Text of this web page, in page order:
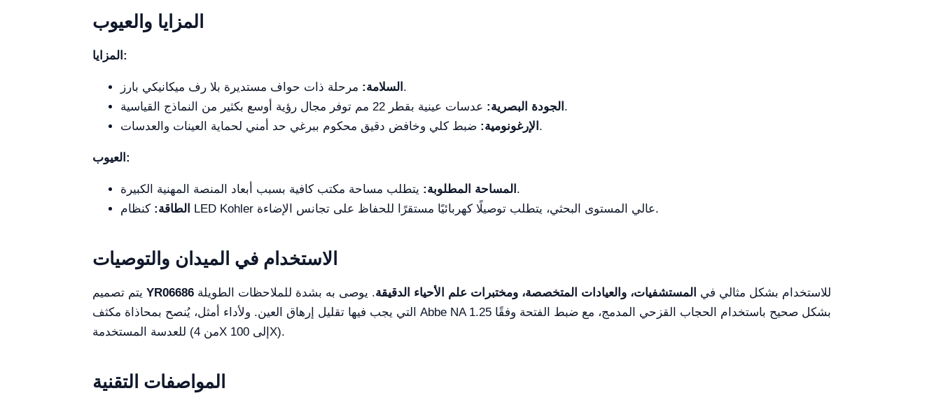
المزايا والعيوب
المزايا:
السلامة: مرحلة ذات حواف مستديرة بلا رف ميكانيكي بارز.
الجودة البصرية: عدسات عينية بقطر 22 مم توفر مجال رؤية أوسع بكثير من النماذج القياسية.
الإرغونومية: ضبط كلي وخافض دقيق محكوم ببرغي حد أمني لحماية العينات والعدسات.
العيوب:
المساحة المطلوبة: يتطلب مساحة مكتب كافية بسبب أبعاد المنصة المهنية الكبيرة.
الطاقة:
كنظام LED Kohler عالي المستوى البحثي، يتطلب توصيلًا كهربائيًا مستقرًا للحفاظ على تجانس الإضاءة.
الاستخدام في الميدان والتوصيات
YR06686 للاستخدام بشكل مثالي في المستشفيات، والعيادات المتخصصة، ومختبرات علم الأحياء الدقيقة. يوصى به بشدة للملاحظات الطويلة
التي يجب فيها تقليل إرهاق العين. ولأداء أمثل، يُنصح بمحاذاة مكثف Abbe NA 1.25 بشكل صحيح باستخدام الحجاب القزحي المدمج، مع ضبط الفتحة وفقًا
للعدسة المستخدمة (من 4X إلى 100X).
المواصفات التقنية